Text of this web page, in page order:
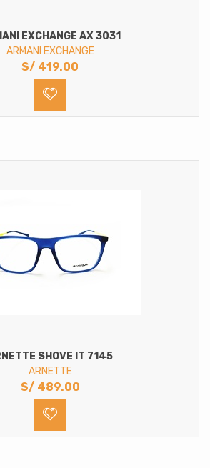
EXCHANGE AX 3031
ARMANI EXCHANGE
S/ 419.00
SHOVE IT 7145
ARNETTE
S/ 489.00